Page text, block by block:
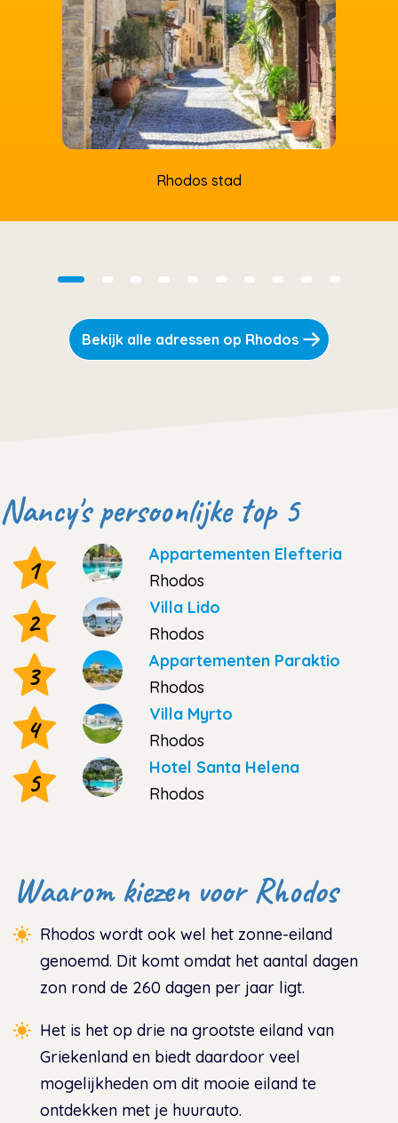
Rhodos stad
• De Marinepoort
• Het aquarium
Bekijk alle adressen op Rhodos
Nancy's persoonlijke top 5
1
Appartementen Elefteria
Rhodos
2
Villa Lido
Rhodos
3
Appartementen Paraktio
Rhodos
4
Villa Myrto
Rhodos
5
Hotel Santa Helena
Rhodos
Waarom kiezen voor Rhodos
Rhodos wordt ook wel het zonne-eiland
genoemd. Dit komt omdat het aantal dagen
zon rond de 260 dagen per jaar ligt.
Het is het op drie na grootste eiland van
Griekenland en biedt daardoor veel
mogelijkheden om dit mooie eiland te
ontdekken met je huurauto.